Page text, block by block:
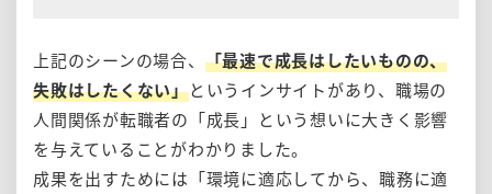
上記のシーンの場合、 「最速で成長はしたいものの、
失敗はしたくない」というインサイトがあり、職場の
人間関係が転職者の「成長」という想いに大きく影響
を与えていることがわかりました。
成果を出すためには「環境に適応してから、職務に適